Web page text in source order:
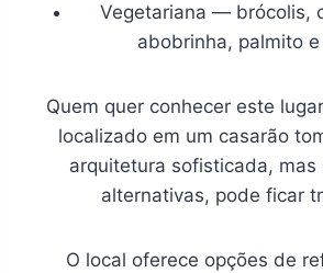
Vegetariana — brócolis,
abobrinha, palmito
Quem quer conhecer este
localizado em um casarão
arquitetura sofisticada, mas
alternativas, pode ficar
O local oferece opções de